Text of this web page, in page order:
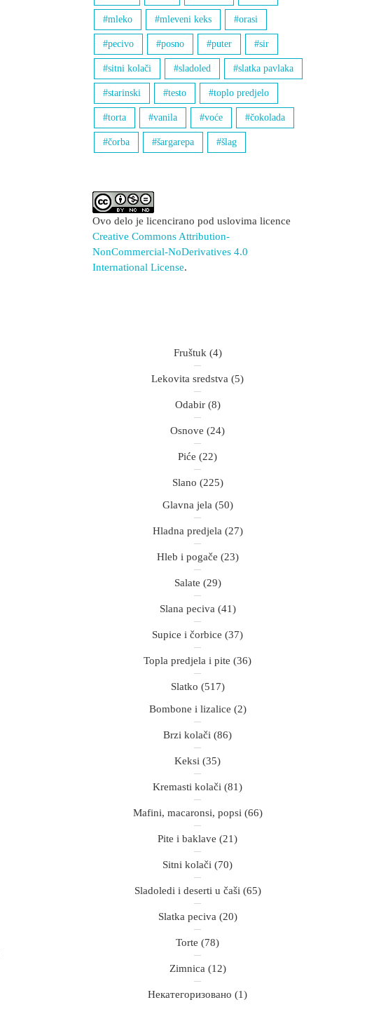
mleko mleveni keks orasi
pecivo posno puter sir
sitni kolači sladoled slatka pavlaka
starinski testo toplo predjelo
torta vanila voće čokolada
čorba šargarepa šlag
Ovo delo je licencirano pod uslovima licence
Creative Commons Attribution-
NonCommercial-NoDerivatives 4.0
International License.
Fruštuk (4)
Lekovita sredstva (5)
Odabir(8)
Osnove (24)
Piće (22)
Slano (225)
Glavna jela (50)
Hladna predjela (27)
Hleb i pogače (23)
Salate (29)
Slana peciva (41)
Supice i čorbice (37)
Topla predjela i pite (36)
Slatko (517)
Bombone i lizalice (2)
Brzi kolači (86)
Keksi (35)
Kremasti kolači (81)
Mafini, macaronsi, popsi (66)
Pite i baklave (21)
Sitni kolači (70)
Sladoledi i deserti u čaši (65)
Slatka peciva (20)
Torte (78)
Zimnica (12)
Некатегоризовано (1)